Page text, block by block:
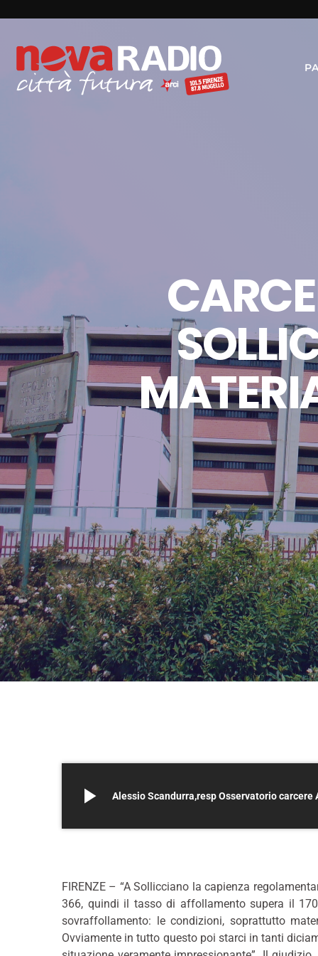
play_arrow Alessio Scandurra,resp Osservatorio carcere
FIRENZE – “A Sollicciano la capienza
366, quindi il tasso di affollamento supera il
sovraffollamento: le condizioni, soprattutto
Ovviamente in tutto questo poi starci in tanti